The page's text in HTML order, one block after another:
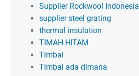
Supplier Rockwool Indonesia
supplier steel grating
thermal insulation
TIMAH HITAM
Timbal
Timbal ada dimana